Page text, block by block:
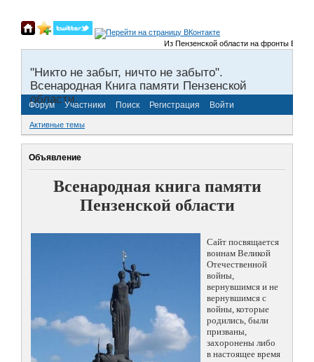
Из Пензенской области на фронты
"Никто не забыт, ничто не забыто".
Всенародная Книга памяти Пензенской
области.
Форум Участники Поиск Регистрация Войти
Активные темы
Объявление
Всенародная книга памяти
Пензенской области
Сайт посвящается
воинам Великой
Отечественной
войны,
вернувшимся и не
вернувшимся с
войны, которые
родились, были
призваны,
захоронены либо
в настоящее время